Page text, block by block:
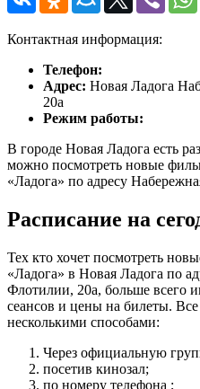
Контактная информация:
Телефон:
Адрес: Новая Ладога
20а
Режим работы:
В городе Новая Ладога есть
можно посмотреть новые
«Ладога» по адресу
Расписание на
Тех кто хочет посмотреть
«Ладога» в Новая Ладога по
Флотилии, 20а, больше всего
сеансов и цены на билеты.
несколькими способами:
Через официальную
посетив кинозал;
по номеру телефона ;